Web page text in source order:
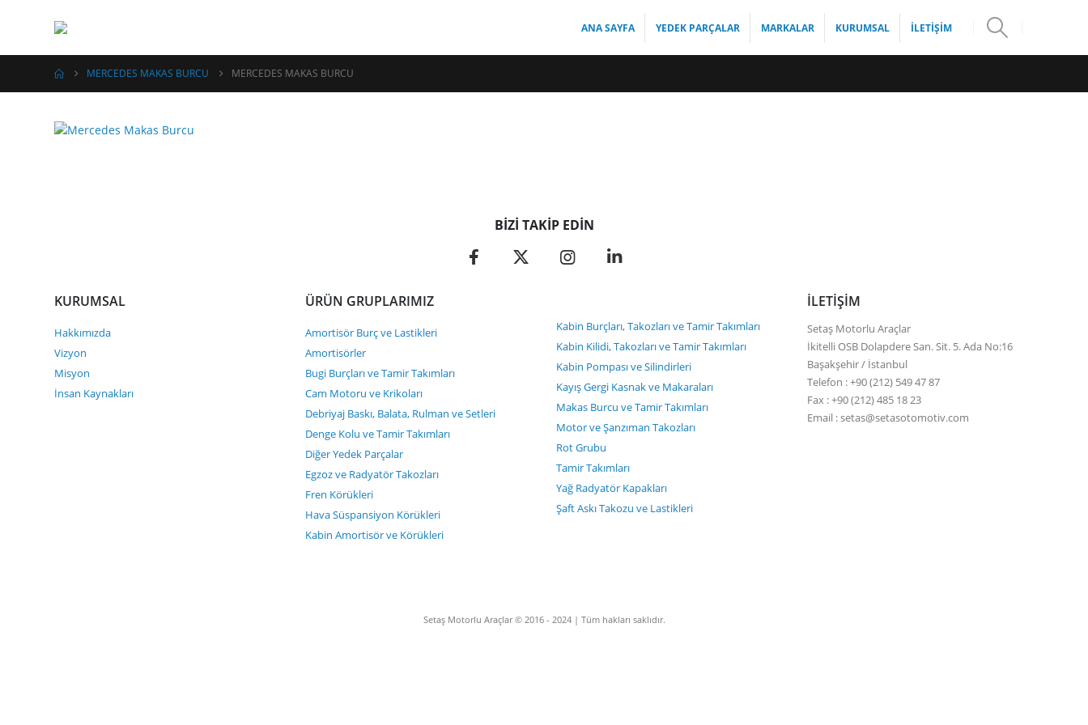
ANA SAYFA YEDEK PARÇALAR MARKALAR KURUMSAL İLETIŞIM
MERCEDES MAKAS BURCU MERCEDES MAKAS BURCU
BIZI TAKIP EDIN
KURUMSAL
Hakkımızda
Vizyon
Misyon
İnsan Kaynakları
ÜRÜN GRUPLARIMIZ
Amortisör Burç ve Lastikleri
Amortisörler
Bugi Burçları ve Tamir Takımları
Cam Motoru ve Krikoları
Debriyaj Baskı, Balata, Rulman ve Setleri
Denge Kolu ve Tamir Takımları
Diğer Yedek Parçalar
Egzoz ve Radyatör Takozları
Fren Körükleri
Hava Süspansiyon Körükleri
Kabin Amortisör ve Körükleri
Kabin Burçları, Takozları ve Tamir Takımları
Kabin Kilidi, Takozları ve Tamir Takımları
Kabin Pompası ve Silindirleri
Kayış Gergi Kasnak ve Makaraları
Makas Burcu ve Tamir Takımları
Motor ve Şanzıman Takozları
Rot Grubu
Tamir Takımları
Yağ Radyatör Kapakları
Şaft Askı Takozu ve Lastikleri
İLETIŞIM
Setaş Motorlu Araçlar
İkitelli OSB Dolapdere San. Sit. 5. Ada No:16
Başakşehir / İstanbul
Telefon : +90 (212) 549 47 87
Fax : +90 (212) 485 18 23
Email : setas@setasotomotiv.com
Setaş Motorlu Araçlar © 2016 - 2024 | Tüm hakları saklıdır.